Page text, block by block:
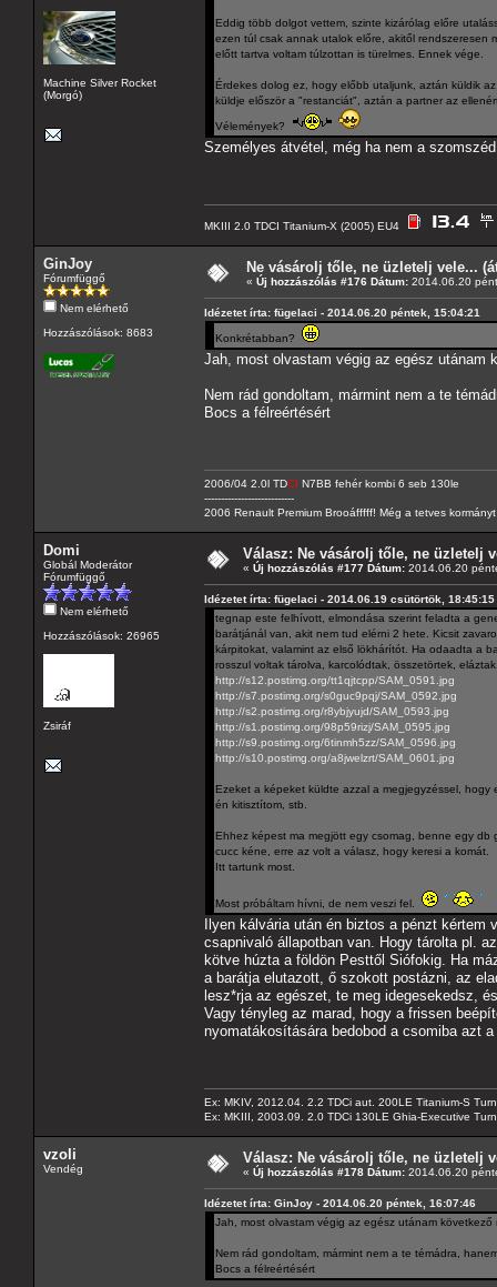
Machine Silver Rocket
(Morgó)
Eddig több dolgot vettem, szinte kizárólag előre
ezen túl csak annak utalok előre, akitől rendszeresen
előtt tartva voltam túlzottan is türelmes. Ennek vége.
Érdekes dolog ez, hogy előbb utaljunk, aztán küldik
küldje először a "restanciát", aztán a partner az
Vélemények?
Személyes átvétel, még ha nem a
MKIII 2.0 TDCI Titanium-X (2005) EU4
GinJoy
Fórumfüggő
Nem elérhető
Hozzászólások: 8683
Ne vásárolj tőle, ne üzletelj vele...
« Új hozzászólás #176 Dátum: 2014.06.20
Idézetet írta: fügelaci - 2014.06.20 péntek, 15:04:21
Konkrétabban?
Jah, most olvastam végig az egész utánam
Nem rád gondoltam, mármint nem a te
Bocs a félreértésért
2006/04 2.0l TDCI N7BB fehér kombi 6 seb 130le
---------------------------
2006 Renault Premium Brooáfffff! Még a tetves
Domi
Globál Moderátor
Fórumfüggő
Nem elérhető
Hozzászólások: 26965
Zsiráf
Válasz: Ne vásárolj tőle, ne üzletelj
« Új hozzászólás #177 Dátum: 2014.06.20
Idézetet írta: fügelaci - 2014.06.19 csütörtök, 18:45:15
tegnap este felhívott, elmondása szerint feladta a
barátjánál van, akit nem tud elérni 2 hete. Kicsit
kárpitokat, valamint az első lökhárítót. Ha odaadta a
rosszul voltak tárolva, karcolódtak, összetörtek,
http://s12.postimg.org/tt1qjtcpp/SAM_0591.jpg
http://s7.postimg.org/s0guc9pqj/SAM_0592.jpg
http://s2.postimg.org/r8ybjyujd/SAM_0593.jpg
http://s1.postimg.org/98p59rizj/SAM_0595.jpg
http://s9.postimg.org/6tinmh5zz/SAM_0596.jpg
http://s10.postimg.org/a8jwelzrt/SAM_0601.jpg
Ezeket a képeket küldte azzal a megjegyzéssel,
én kitisztítom, stb.
Ehhez képest ma megjött egy csomag, benne egy
cucc kéne, erre az volt a válasz, hogy keresi a komát.
Itt tartunk most.
Most próbáltam hívni, de nem veszi fel.
Ilyen kálvária után én biztos a pénzt
csapnivaló állapotban van. Hogy tárolta pl.
kötve húzta a földön Pesttől Siófokig. Ha
a barátja elutazott, ő szokott postázni, az
lesz*rja az egészet, te meg idegesekedsz,
Vagy tényleg az marad, hogy a frissen
nyomatákosítására bedobod a csomiba azt
Ex: MKIV, 2012.04. 2.2 TDCi aut. 200LE Titanium-S
Ex: MKIII, 2003.09. 2.0 TDCi 130LE Ghia-Executive
vzoli
Vendég
Válasz: Ne vásárolj tőle, ne üzletelj
« Új hozzászólás #178 Dátum: 2014.06.20
Idézetet írta: GinJoy - 2014.06.20 péntek, 16:07:46
Jah, most olvastam végig az egész utánam következő
Nem rád gondoltam, mármint nem a te témádra,
Bocs a félreértésért